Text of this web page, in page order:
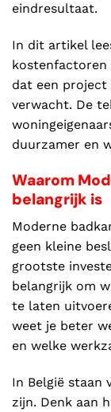
eindresultaat.
In dit artikel
kostenfactoren
dat een
verwacht. De
duurzamer en
Waarom
belangrijk is
Moderne
geen kleine
grootste
belangrijk om
te laten
weet je beter
en welke
In België staan
zijn. Denk aan